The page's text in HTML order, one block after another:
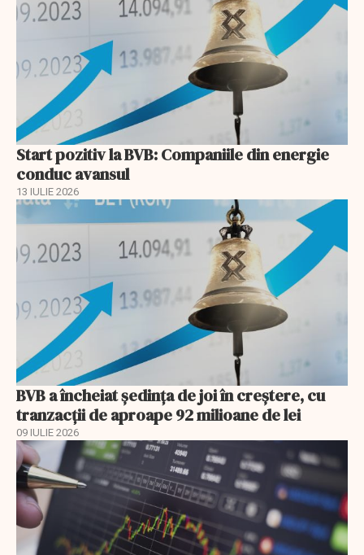
Start pozitiv la BVB: Companiile din energie
conduc avansul
13 IULIE 2026
BVB a încheiat ședința de joi în creștere, cu
tranzacții de aproape 92 milioane de lei
09 IULIE 2026